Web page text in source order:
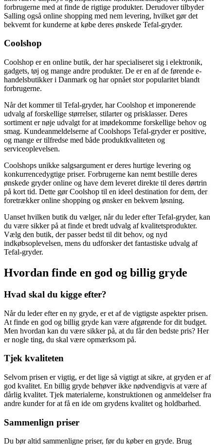
forbrugerne med at finde de rigtige produkter. Derudover tilbyder
Salling også online shopping med nem levering, hvilket gør det
bekvemt for kunderne at købe deres ønskede Tefal-gryder.
Coolshop
Coolshop er en online butik, der har specialiseret sig i elektronik,
gadgets, tøj og mange andre produkter. De er en af de førende e-
handelsbutikker i Danmark og har opnået stor popularitet blandt
forbrugerne.
Når det kommer til Tefal-gryder, har Coolshop et imponerende
udvalg af forskellige størrelser, stilarter og prisklasser. Deres
sortiment er nøje udvalgt for at imødekomme forskellige behov og
smag. Kundeanmeldelserne af Coolshops Tefal-gryder er positive,
og mange er tilfredse med både produktkvaliteten og
serviceoplevelsen.
Coolshops unikke salgsargument er deres hurtige levering og
konkurrencedygtige priser. Forbrugerne kan nemt bestille deres
ønskede gryder online og have dem leveret direkte til deres dørtrin
på kort tid. Dette gør Coolshop til en ideel destination for dem, der
foretrækker online shopping og ønsker en bekvem løsning.
Uanset hvilken butik du vælger, når du leder efter Tefal-gryder, kan
du være sikker på at finde et bredt udvalg af kvalitetsprodukter.
Vælg den butik, der passer bedst til dit behov, og nyd
indkøbsoplevelsen, mens du udforsker det fantastiske udvalg af
Tefal-gryder.
Hvordan finde en god og billig gryde
Hvad skal du kigge efter?
Når du leder efter en ny gryde, er et af de vigtigste aspekter prisen.
At finde en god og billig gryde kan være afgørende for dit budget.
Men hvordan kan du være sikker på, at du får den bedste pris? Her
er nogle ting, du skal være opmærksom på.
Tjek kvaliteten
Selvom prisen er vigtig, er det lige så vigtigt at sikre, at gryden er af
god kvalitet. En billig gryde behøver ikke nødvendigvis at være af
dårlig kvalitet. Tjek materialerne, konstruktionen og anmeldelser fra
andre kunder for at få en ide om grydens kvalitet og holdbarhed.
Sammenlign priser
Du bør altid sammenligne priser, før du køber en gryde. Brug